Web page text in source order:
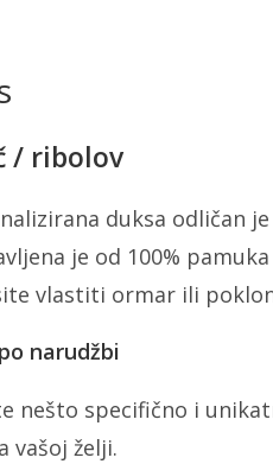
/ ribolov
duksa odličan
je od 100%
vlastiti ormar ili
narudžbi
nešto specifično i
vašoj želji.